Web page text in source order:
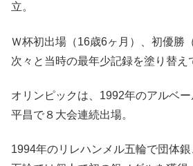
立。
Ｗ杯初出場（16歳6ヶ月）、初優勝
次々と当時の最年少記録を塗り替え
オリンピックは、1992年のアルベ
平昌で８大会連続出場。
1994年のリレハンメル五輪で団体